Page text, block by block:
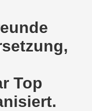
Top
am 11.10.2021
am
Gespräch -